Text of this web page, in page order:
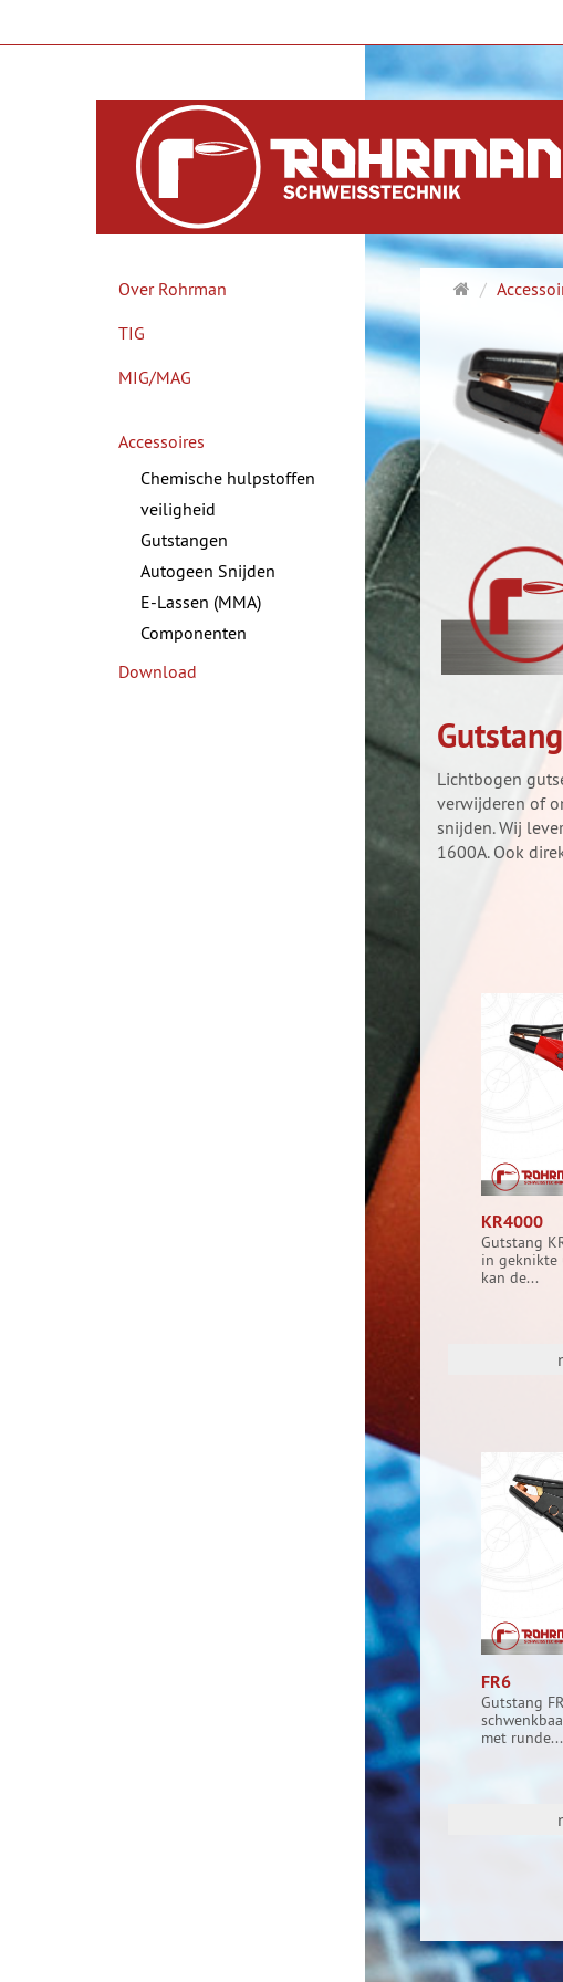
Startpagina
Lichtbogen
verwijderen of
snijden. Wij
1600A. Ook
KR4000
Gutstang
in geknikte
kan de...
FR6
Gutstang
met runde...
Over Rohrman
TIG
MIG/MAG
Accessoires
Chemische hulpstoffen
veiligheid
Gutstangen
Autogeen Snijden
E-Lassen (MMA)
Componenten
Download